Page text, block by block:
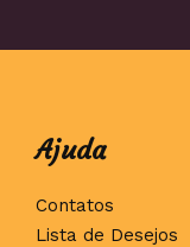
Ajuda
Contatos
Lista de Desejos